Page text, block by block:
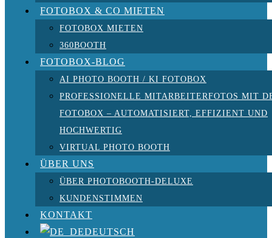
FOTOBOX & CO MIETEN
FOTOBOX MIETEN
360BOOTH
FOTOBOX-BLOG
AI PHOTO BOOTH / KI FOTOBOX
PROFESSIONELLE MITARBEITERFOTOS MIT
FOTOBOX – AUTOMATISIERT, EFFIZIENT UND
HOCHWERTIG
VIRTUAL PHOTO BOOTH
ÜBER UNS
ÜBER PHOTOBOOTH-DELUXE
KUNDENSTIMMEN
KONTAKT
DEUTSCH